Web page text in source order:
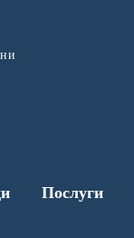
Послуги